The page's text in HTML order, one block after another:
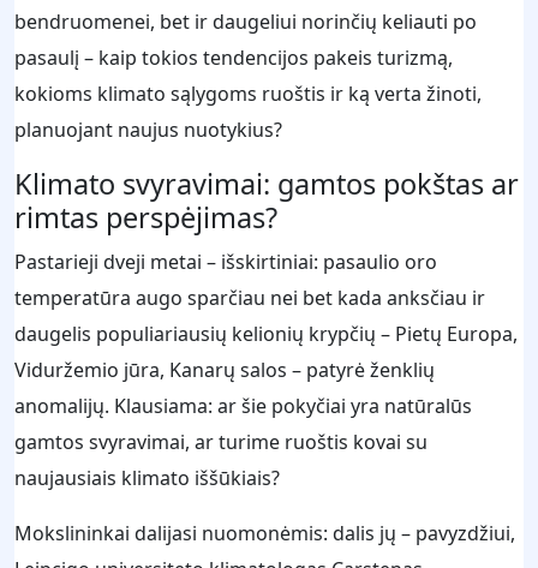
bendruomenei, bet ir daugeliui norinčių keliauti po
pasaulį – kaip tokios tendencijos pakeis turizmą,
kokioms klimato sąlygoms ruoštis ir ką verta žinoti,
planuojant naujus nuotykius?
Klimato svyravimai: gamtos pokštas ar
rimtas perspėjimas?
Pastarieji dveji metai – išskirtiniai: pasaulio oro
temperatūra augo sparčiau nei bet kada anksčiau ir
daugelis populiariausių kelionių krypčių – Pietų Europa,
Viduržemio jūra, Kanarų salos – patyrė ženklių
anomalijų. Klausiama: ar šie pokyčiai yra natūralūs
gamtos svyravimai, ar turime ruoštis kovai su
naujausiais klimato iššūkiais?
Mokslininkai dalijasi nuomonėmis: dalis jų – pavyzdžiui,